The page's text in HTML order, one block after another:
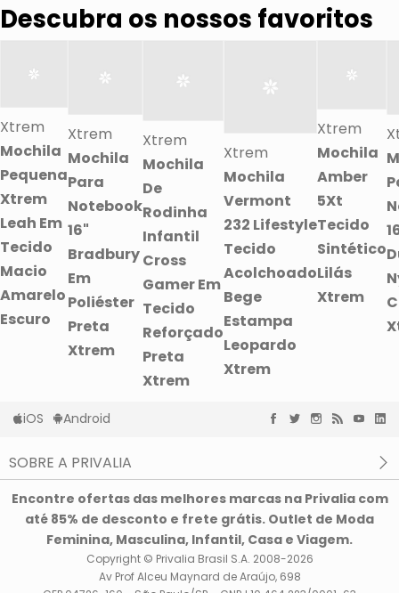
Descubra os nossos favoritos
Xtrem
Mochila
Pequena
Xtrem
Leah Em
Tecido
Macio
Amarelo
Escuro
Xtrem
Mochila
Para
Notebook
16"
Bradbury
Em
Poliéster
Preta
Xtrem
Xtrem
Mochila
De
Rodinha
Infantil
Cross
Gamer Em
Tecido
Reforçado
Preta
Xtrem
Xtrem
Mochila
Vermont
232 Lifestyle
Tecido
Acolchoado
Bege
Estampa
Leopardo
Xtrem
Xtrem
Mochila
Amber
5Xt
Tecido
Sintético
Lilás
Xtrem
iOS Android
SOBRE A PRIVALIA
Privacidade e Cookies
Condições de uso
Encontre ofertas das melhores marcas na Privalia com
até 85% de desconto e frete grátis. Outlet de Moda
Feminina, Masculina, Infantil, Casa e Viagem.
Copyright © Privalia Brasil S.A. 2008-2026
Av Prof Alceu Maynard de Araújo, 698